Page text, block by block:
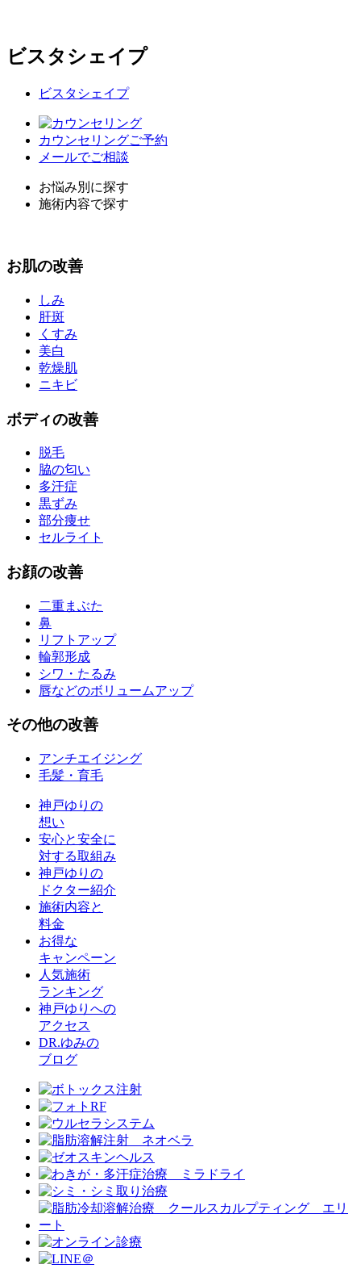
ビスタシェイプ
ビスタシェイプ
カウンセリングご予約
メールでご相談
お悩み別に探す
施術内容で探す
お肌の改善
しみ
肝斑
くすみ
美白
乾燥肌
ニキビ
ボディの改善
脱毛
脇の匂い
多汗症
黒ずみ
部分痩せ
セルライト
お顔の改善
二重まぶた
鼻
リフトアップ
輪郭形成
シワ・たるみ
唇などのボリュームアップ
その他の改善
アンチエイジング
毛髪・育毛
神戸ゆりの
想い
安心と安全に
対する取組み
神戸ゆりの
ドクター紹介
施術内容と
料金
お得な
キャンペーン
人気施術
ランキング
神戸ゆりへの
アクセス
DR.ゆみの
ブログ